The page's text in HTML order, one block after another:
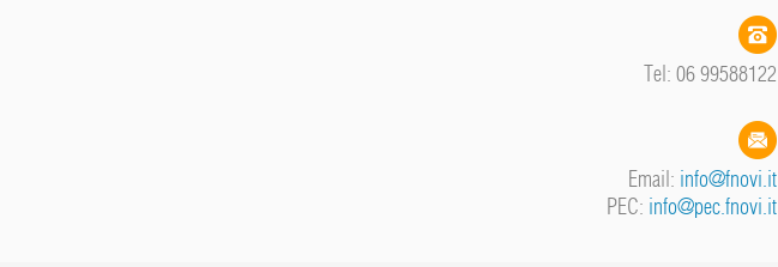
Tel: 06 99588122
Email: info@fnovi.it
PEC: info@pec.fnovi.it